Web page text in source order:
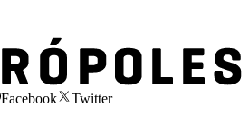
Facebook
Twitter